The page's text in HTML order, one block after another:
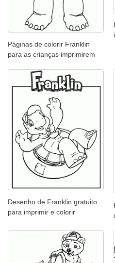
Páginas de colorir Franklin
para as crianças imprimirem
Desenho de Franklin gratuito
para imprimir e colorir